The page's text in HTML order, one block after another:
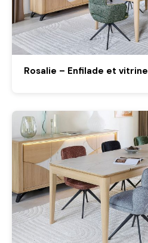
Rosalie – Enfilade et vitrine